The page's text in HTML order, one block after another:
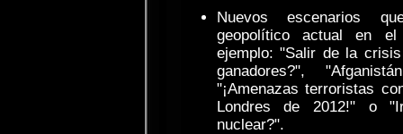
Nuevos escenarios
geopolítico actual en
ejemplo: "Salir de la
ganadores?",
"¡Amenazas terroristas
Londres de 2012!" o
nuclear?".